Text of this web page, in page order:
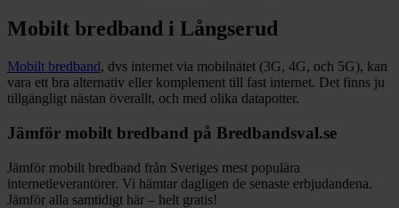
Mobilt bredband i Långserud
Mobilt bredband, dvs internet via mobilnätet (3G, 4G, och 5G), kan
vara ett bra alternativ eller komplement till fast internet. Det finns ju
tillgängligt nästan överallt, och med olika datapotter.
Jämför mobilt bredband på Bredbandsval.se
Jämför mobilt bredband från Sveriges mest populära
internetleverantörer. Vi hämtar dagligen de senaste erbjudandena.
Jämför alla samtidigt här – helt gratis!